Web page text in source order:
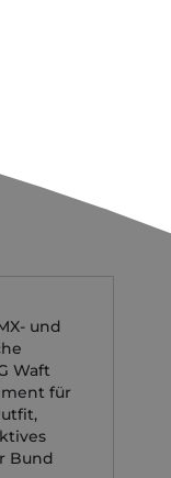
und
Waft
für
Bund